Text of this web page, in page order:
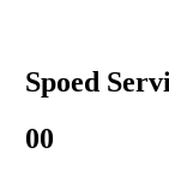
Spoed
00